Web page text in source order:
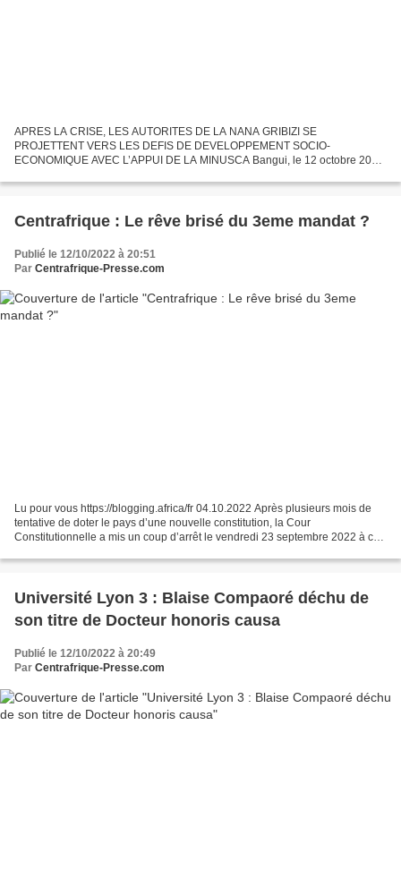
APRES LA CRISE, LES AUTORITES DE LA NANA GRIBIZI SE
PROJETTENT VERS LES DEFIS DE DEVELOPPEMENT SOCIO-
ECONOMIQUE AVEC L’APPUI DE LA MINUSCA Bangui, le 12 octobre 2022
projeter désormais...
Centrafrique : Le rêve brisé du 3eme mandat ?
Publié le 12/10/2022 à 20:51
Par Centrafrique-Presse.com
Lu pour vous https://blogging.africa/fr 04.10.2022 Après plusieurs mois de
tentative de doter le pays d’une nouvelle constitution, la Cour
Constitutionnelle a mis un coup d’arrêt le vendredi 23 septembre 2022 à ce
Université Lyon 3 : Blaise Compaoré déchu de
son titre de Docteur honoris causa
Publié le 12/10/2022 à 20:49
Par Centrafrique-Presse.com